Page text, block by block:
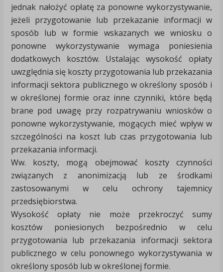
jednak nałożyć opłatę za ponowne wykorzystywanie,
jeżeli przygotowanie lub przekazanie informacji w
sposób lub w formie wskazanych we wniosku o
ponowne wykorzystywanie wymaga poniesienia
dodatkowych kosztów. Ustalając wysokość opłaty
uwzględnia się koszty przygotowania lub przekazania
informacji sektora publicznego w określony sposób i
w określonej formie oraz inne czynniki, które będą
brane pod uwagę przy rozpatrywaniu wniosków o
ponowne wykorzystywanie, mogących mieć wpływ w
szczególności na koszt lub czas przygotowania lub
przekazania informacji.
Ww. koszty, mogą obejmować koszty czynności
związanych z anonimizacją lub ze środkami
zastosowanymi w celu ochrony tajemnicy
przedsiębiorstwa.
Wysokość opłaty nie może przekroczyć sumy
kosztów poniesionych bezpośrednio w celu
przygotowania lub przekazania informacji sektora
publicznego w celu ponownego wykorzystywania w
określony sposób lub w określonej formie.